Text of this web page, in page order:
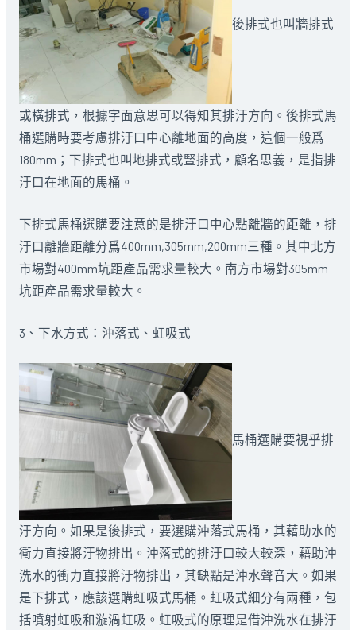
後排式也叫牆排式
或橫排式，根據字面意思可以得知其排汙方向。後排式馬
桶選購時要考慮排汙口中心離地面的高度，這個一般爲
180mm；下排式也叫地排式或豎排式，顧名思義，是指排
汙口在地面的馬桶。
下排式馬桶選購要注意的是排汙口中心點離牆的距離，排
汙口離牆距離分爲400mm,305mm,200mm三種。其中北方
市場對400mm坑距產品需求量較大。南方市場對305mm
坑距產品需求量較大。
3、下水方式：沖落式、虹吸式
馬桶選購要視乎排
汙方向。如果是後排式，要選購沖落式馬桶，其藉助水的
衝力直接將汙物排出。沖落式的排汙口較大較深，藉助沖
洗水的衝力直接將汙物排出，其缺點是沖水聲音大。如果
是下排式，應該選購虹吸式馬桶。虹吸式細分有兩種，包
括噴射虹吸和漩渦虹吸。虹吸式的原理是借沖洗水在排汙